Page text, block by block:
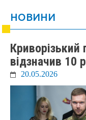
НОВИНИ
Криворізький
відзначив 10
20.05.2026